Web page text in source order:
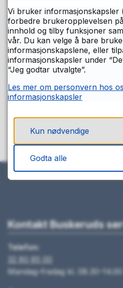
Publisert
03.05.2022 14.18
Sist endret
11.12.2023 15.26
Ja
Kontakt Buskeruds
Telefon:
32 80 85 00
Mandag–fredag kl. 08.30–14.00
Vi bruker informasjonskapsler
forbedre brukeropplevelsen
innhold og tilby funksjoner
vår. Du kan velge å bare
informasjonskapslene, eller
informasjonskapsler under
“Jeg godtar utvalgte”.
Les mer om personvern hos
informasjonskapsler
Kun nødvendige
Godta alle